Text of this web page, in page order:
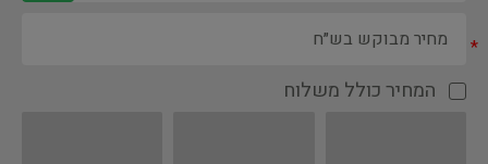
*
המחיר כולל משלוח